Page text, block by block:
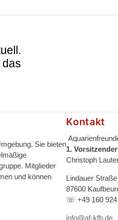
Sie bieten
Mitglieder
und können
Kontakt
1. Vorsitzender
Christoph
Lindauer
87600
☏ +49 160 924
info@af-kfb.de